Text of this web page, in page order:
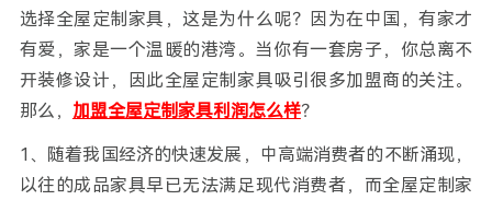
选择全屋定制家具，这是为什么呢？因为在中国，有家才
有爱，家是一个温暖的港湾。当你有一套房子，你总离不
开装修设计，因此全屋定制家具吸引很多加盟商的关注。
那么， 加盟全屋定制家具利润怎么样？
1、随着我国经济的快速发展，中高端消费者的不断涌现，
以往的成品家具早已无法满足现代消费者，而全屋定制家